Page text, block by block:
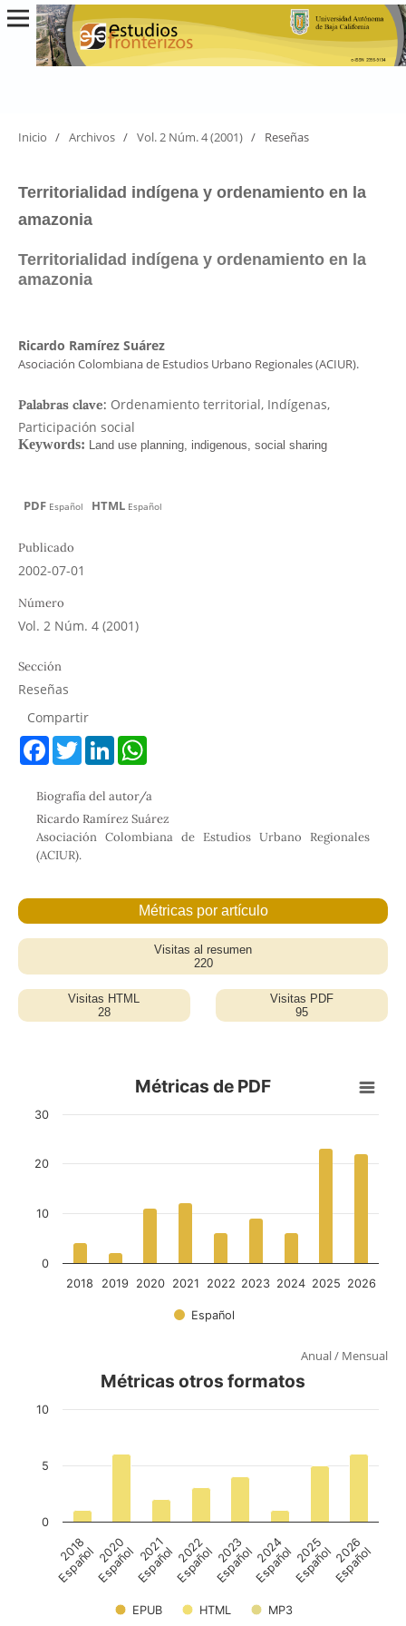
Inicio / Archivos / Vol. 2 Núm. 4 (2001) / Reseñas
Territorialidad indígena y ordenamiento en la
amazonia
Territorialidad indígena y ordenamiento en la
amazonia
Ricardo Ramírez Suárez
Asociación Colombiana de Estudios Urbano Regionales (ACIUR).
Palabras clave: Ordenamiento territorial, Indígenas,
Participación social
PDF Español HTML Español
Publicado
2002-07-01
Número
Vol. 2 Núm. 4 (2001)
Sección
Reseñas
Compartir
F
b
o
o
k
T
w
t
e
r
L
e
d
n
W
s
A
p
p
Biografía del autor/a
Ricardo Ramírez Suárez
Asociación Colombiana de Estudios Urbano Regionales
(ACIUR).
Anual/ Mensual